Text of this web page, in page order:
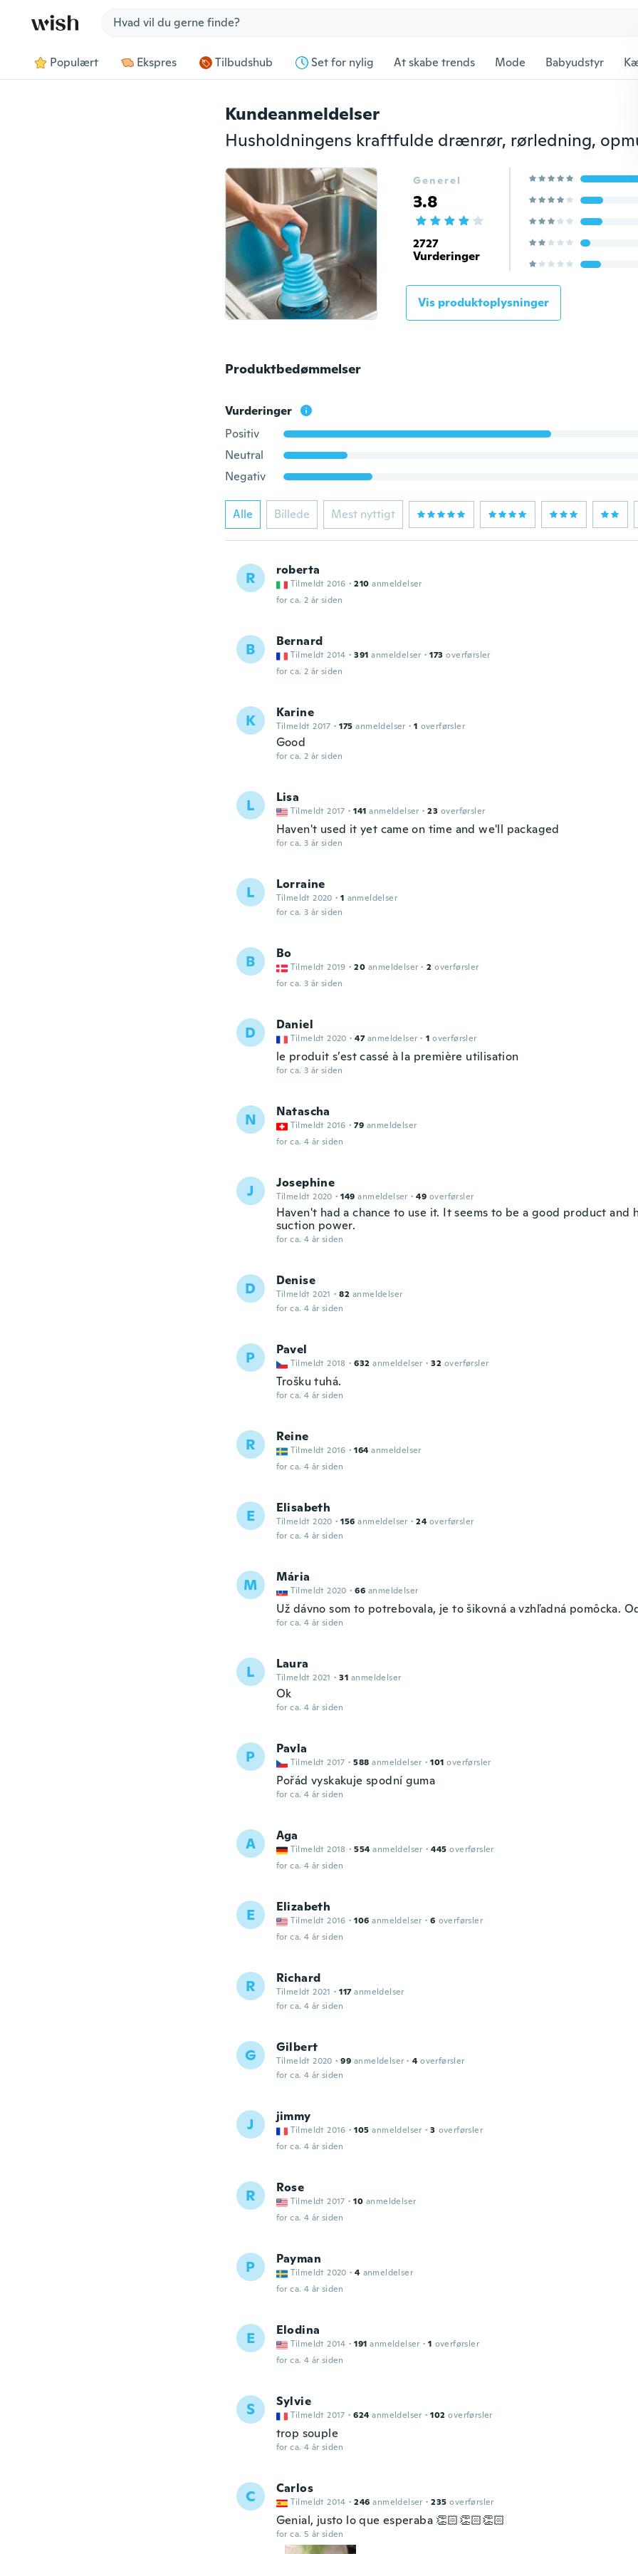
Populært Ekspres Tilbudshub Set for nylig At skabe trends Mode Babyudstyr
Kundeanmeldelser
Generel
3.8
2727
Vurderinger
Vis produktoplysninger
Produktbedømmelser
Vurderinger
Positiv
Neutral
Negativ
Alle Billede Mest nyttigt
R roberta
Tilmeldt 2016 · 210 anmeldelser
for ca. 2 år siden
B Bernard
Tilmeldt 2014 · 391 anmeldelser · 173 overførsler
for ca. 2 år siden
K Karine
Tilmeldt 2017 · 175 anmeldelser · 1 overførsler
Good
for ca. 2 år siden
L Lisa
Tilmeldt 2017 · 141 anmeldelser · 23 overførsler
Haven't used it yet came on time and we'll packaged
for ca. 3 år siden
L Lorraine
Tilmeldt 2020 · 1 anmeldelser
for ca. 3 år siden
B Bo
Tilmeldt 2019 · 20 anmeldelser · 2 overførsler
for ca. 3 år siden
D Daniel
Tilmeldt 2020 · 47 anmeldelser · 1 overførsler
le produit s’est cassé à la première utilisation
for ca. 3 år siden
N Natascha
Tilmeldt 2016 · 79 anmeldelser
for ca. 4 år siden
J Josephine
Tilmeldt 2020 · 149 anmeldelser · 49 overførsler
Haven't had a chance to use it. It seems to be a good product and
suction power.
for ca. 4 år siden
D Denise
Tilmeldt 2021 · 82 anmeldelser
for ca. 4 år siden
P Pavel
Tilmeldt 2018 · 632 anmeldelser · 32 overførsler
Trošku tuhá.
for ca. 4 år siden
R Reine
Tilmeldt 2016 · 164 anmeldelser
for ca. 4 år siden
E Elisabeth
Tilmeldt 2020 · 156 anmeldelser · 24 overførsler
for ca. 4 år siden
M Mária
Tilmeldt 2020 · 66 anmeldelser
Už dávno som to potrebovala, je to šikovná a vzhľadná pomôcka.
for ca. 4 år siden
L Laura
Tilmeldt 2021 · 31 anmeldelser
Ok
for ca. 4 år siden
P Pavla
Tilmeldt 2017 · 588 anmeldelser · 101 overførsler
Pořád vyskakuje spodní guma
for ca. 4 år siden
A Aga
Tilmeldt 2018 · 554 anmeldelser · 445 overførsler
for ca. 4 år siden
E Elizabeth
Tilmeldt 2016 · 106 anmeldelser · 6 overførsler
for ca. 4 år siden
R Richard
Tilmeldt 2021 · 117 anmeldelser
for ca. 4 år siden
G Gilbert
Tilmeldt 2020 · 99 anmeldelser · 4 overførsler
for ca. 4 år siden
J jimmy
Tilmeldt 2016 · 105 anmeldelser · 3 overførsler
for ca. 4 år siden
R Rose
Tilmeldt 2017 · 10 anmeldelser
for ca. 4 år siden
P Payman
Tilmeldt 2020 · 4 anmeldelser
for ca. 4 år siden
E Elodina
Tilmeldt 2014 · 191 anmeldelser · 1 overførsler
for ca. 4 år siden
S Sylvie
Tilmeldt 2017 · 624 anmeldelser · 102 overførsler
trop souple
for ca. 4 år siden
C Carlos
Tilmeldt 2014 · 246 anmeldelser · 235 overførsler
Genial, justo lo que esperaba 👏🏻👏🏻👏🏻
for ca. 5 år siden